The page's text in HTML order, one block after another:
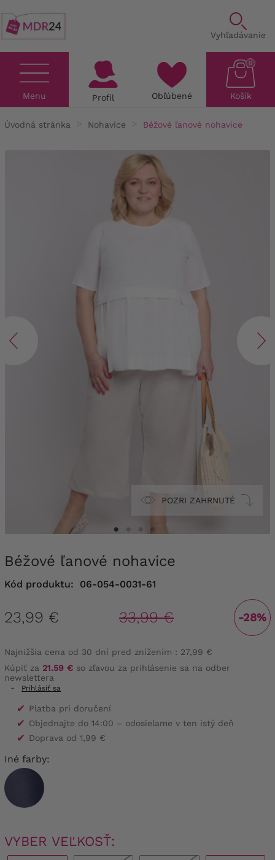
Vyhľadávanie
Menu Profil Obľúbené Košík
0
Úvodná stránka Nohavice Béžové ľanové nohavice
POZRI ZAHRNUTÉ
Béžové ľanové nohavice
Kód produktu: 06-054-0031-61
23,99 € 33,99 € -28%
Najnižšia cena od 30 dní pred znížením : 27,99 €
Kúpiť za 21.59 € so zľavou za prihlásenie sa na odber
newslettera
-
Prihlásiť sa
✔ Platba pri doručení
✔ Objednajte do 14:00 – odosielame v ten istý deň
✔ Doprava od 1,99 €
Iné farby:
VYBER VEĽKOSŤ: